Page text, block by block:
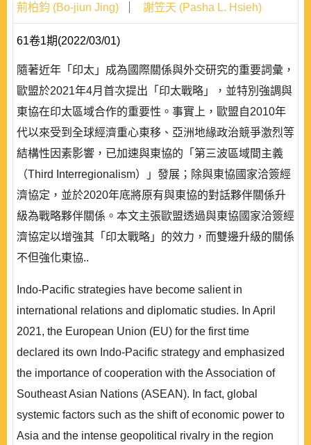
荊柏鈞 (Bo-jiun Jing) 謝笠天 (Pasha L. Hsieh)
61卷1期(2022/03/01)
隨著近年「印太」成為國際關係與外交研究的重要詞彙，
歐盟於2021年4月首次提出「印太戰略」，並特別強調與
東協在印太區域合作的重要性。事實上，歐盟自2010年
代以來受到全球經濟重心東移、亞洲地緣政治競爭激烈等
結構性因素影響，已加速與東協的「第三波區域間主義
（Third Interregionalism）」發展；除與東協國家洽簽經
濟協定，並於2020年底將原有與東協的對話夥伴關係升
級為戰略夥伴關係。本文主張歐盟透過與東協國家洽簽經
濟協定以增強其「印太戰略」的效力，而雙邊升級的關係
不但強化東協..
Indo-Pacific strategies have become salient in
international relations and diplomatic studies. In April
2021, the European Union (EU) for the first time
declared its own Indo-Pacific strategy and emphasized
the importance of cooperation with the Association of
Southeast Asian Nations (ASEAN). In fact, global
systemic factors such as the shift of economic power to
Asia and the intense geopolitical rivalry in the region